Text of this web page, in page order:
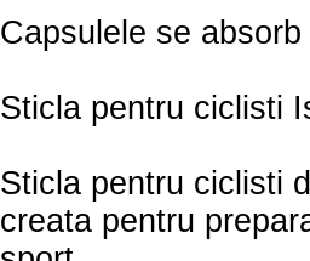
Capsulele se
Sticla pentru ciclisti
Sticla pentru ciclisti
creata pentru